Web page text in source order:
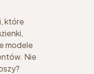
które
modele
Nie